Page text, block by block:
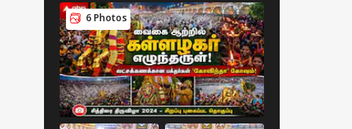
6 Photos